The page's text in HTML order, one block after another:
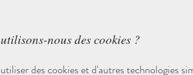
nous des cookies ?
des cookies et d'autres technologies